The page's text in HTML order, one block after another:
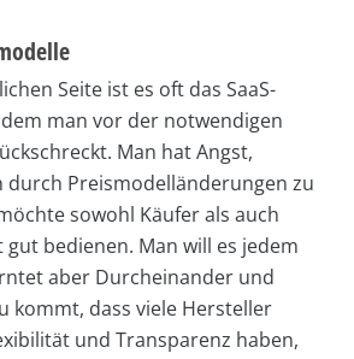
Seite ist es oft das SaaS-
man vor der notwendigen
Man hat Angst,
durch Preismodelländerungen zu
sowohl Käufer als auch
bedienen. Man will es jedem
aber Durcheinander und
kommt, dass viele Hersteller
und Transparenz haben,